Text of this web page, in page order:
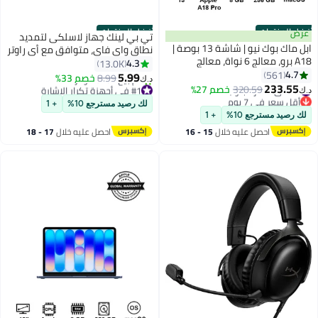
أفضل المنتجات
عرض
ابل ماك بوك نيو | شاشة 13 بوصة |
A18 برو، معالج 6 نواة، معالج
نواة | 8 جيجابايت رام | 256 جيجابايت
SSD | لوحة مفاتيح إنجليزية ||
4.7
561
د.ك‏233.55
320.59خصم 27% #3 في دفاتر لابتوب
أقل سعر في 7 يوم
#3 في دفاتر لابتوب
لك رصيد مسترجع 10% + 1
احصل عليه خلال 15 - 16
أفضل المنتجات تي بي لينك جهاز لاسلكى لتمديد
نطاق واي فاي، متوافق مع أي راوتر
واي فاي بسرعة 300 ميجابت في
الثانية، TL-WA850RE مزود بتقنية
ثنائي النطاق أبيض أبيض
4.3
13.0K
د.ك‏5.99
8.99خصم 33%
#1 في أجهزة تكرار الإشارة
بتخلّص بسرعة
تم بيع +540 مؤخرًا
#1 في أجهزة تكرار الإشارة
لك رصيد مسترجع 10% + 1
احصل عليه خلال 17 - 18